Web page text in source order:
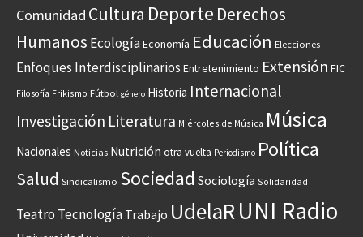
Comunidad Cultura Deporte Derechos
Humanos EcologíaEconomía Educación Elecciones
Enfoques Interdisciplinarios Entretenimiento Extensión FIC
Filosofía Frikismo Fútbol género Historia Internacional
Investigación Literatura Miércoles de Música Música
Nacionales Noticias Nutrición otra vuelta Periodismo Política
Salud Sindicalismo Sociedad Sociología Solidaridad
Teatro Tecnología Trabajo UdelaRUNI Radio